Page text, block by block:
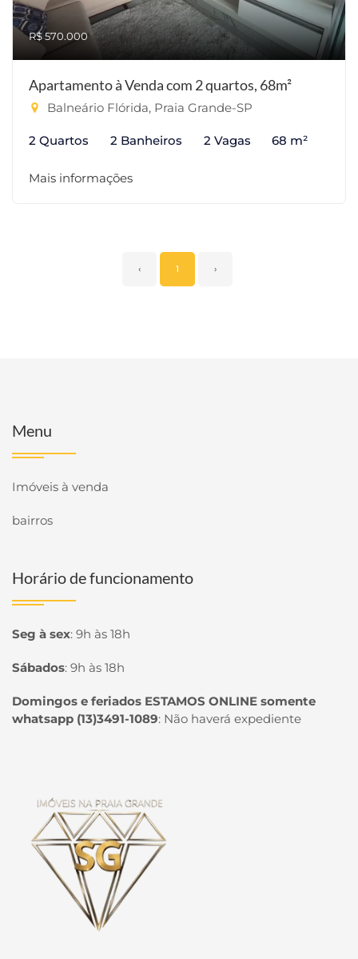
R$ 570.000
Apartamento à Venda com 2 quartos, 68m²
Balneário Flórida, Praia Grande-SP
2 Quartos 2 Banheiros 2 Vagas 68 m²
Mais informações
‹ 1 ›
Menu
Imóveis à venda
bairros
Horário de funcionamento
Seg à sex: 9h às 18h
Sábados: 9h às 18h
Domingos e feriados ESTAMOS ONLINE somente
whatsapp (13)3491-1089: Não haverá expediente